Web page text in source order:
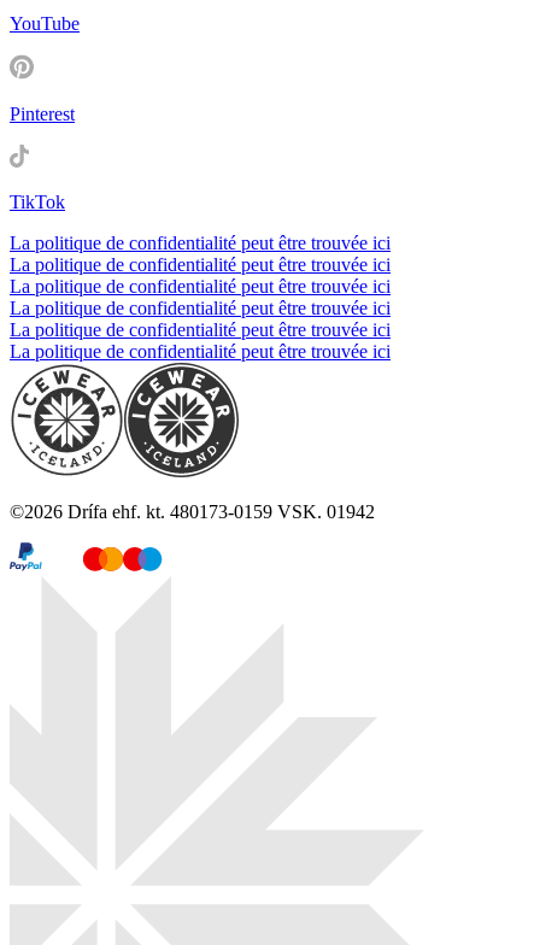
YouTube
Pinterest
TikTok
La politique de confidentialité peut être trouvée ici
La politique de confidentialité peut être trouvée ici
La politique de confidentialité peut être trouvée ici
La politique de confidentialité peut être trouvée ici
La politique de confidentialité peut être trouvée ici
La politique de confidentialité peut être trouvée ici
©2026 Drífa ehf. kt. 480173-0159 VSK. 01942